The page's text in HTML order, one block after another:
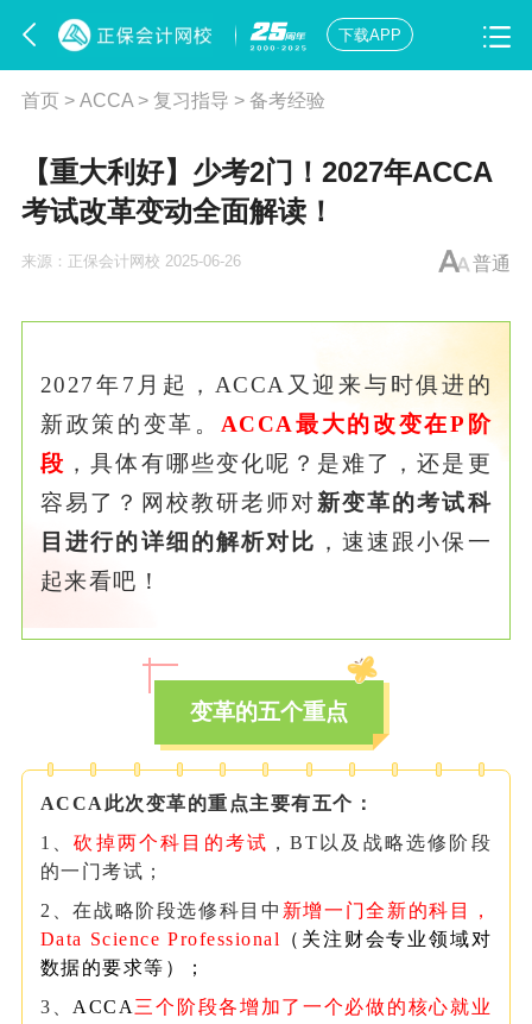
下载APP
首页> ACCA> 复习指导 > 备考经验
【重大利好】少考2门！2027年ACCA
考试改革变动全面解读！
普通
来源： 正保会计网校 2025-06-26
2027年7月起，ACCA又迎来与时俱进的
新政策的变革。 ACCA最大的改变在P阶
段 ，具体有哪些变化呢？是难了，还是更
容易了？网校教研老师对新变革的考试科
目进行的详细的解析对比 ，速速跟小保一
起来看吧！
变革的五个重点
ACCA此次变革的重点主要有五个：
1、砍掉两个科目的考试 ，BT以及战略选修阶段
的一门考试；
2、在战略阶段选修科目中 新增一门全新的科目，
Data Science Professional
（关注财会专业领域对
数据的要求等）；
3、 ACCA 三个阶段各增加了一个必做的核心就业